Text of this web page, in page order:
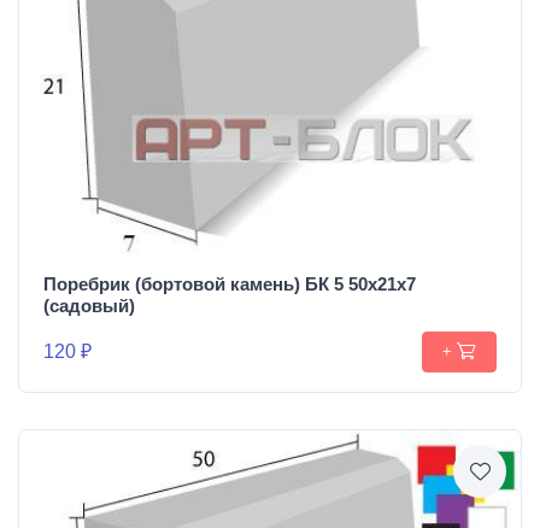
Поребрик (бортовой камень) БК 5 50х21х7
(садовый)
120 ₽ +